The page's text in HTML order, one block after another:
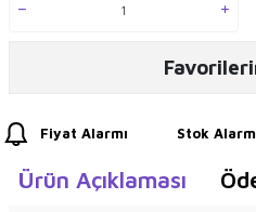
Fiyat Alarmı Stok
Ürün Açıklaması